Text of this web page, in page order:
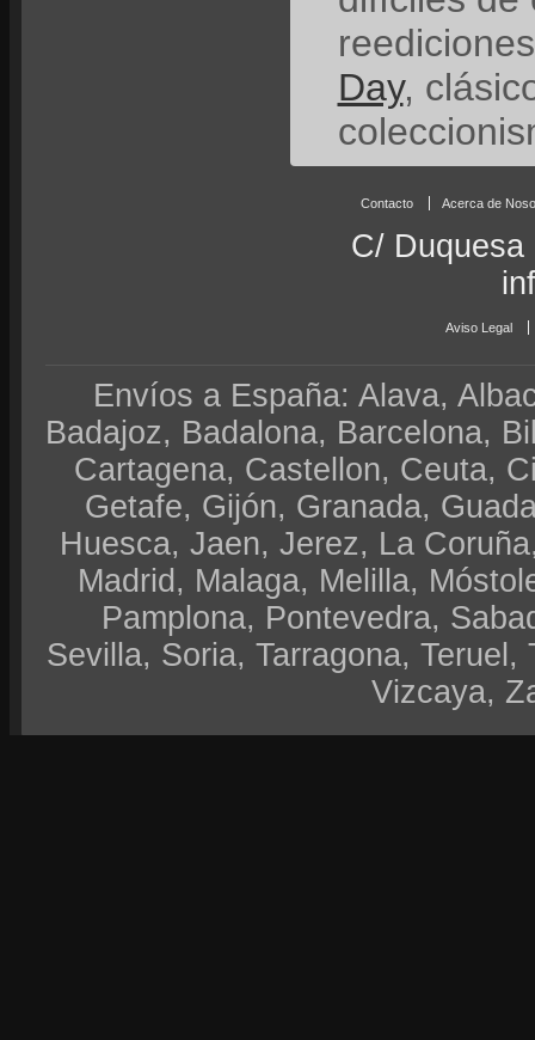
Day,
Contacto Acerca de
C/ Duquesa
Aviso Legal
Envíos a España: Alava,
Badajoz, Badalona, Barcelona,
Cartagena, Castellon, Ceuta,
Getafe, Gijón, Granada,
Huesca, Jaen, Jerez, La
Madrid, Malaga, Melilla,
Pamplona, Pontevedra,
Sevilla, Soria, Tarragona,
Vizcaya,